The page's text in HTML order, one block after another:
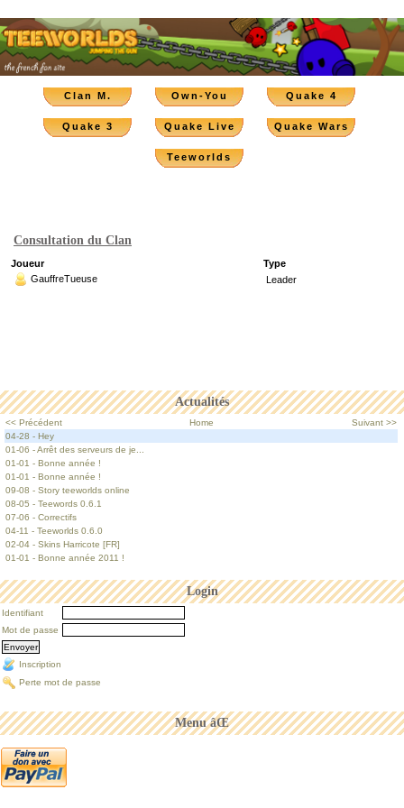
Clan M. Own-You Quake 4
Quake 3 Quake Live Quake Wars
Teeworlds
Menu âŒ
Actualités
<< Précédent Home
Suivant >>
04-28 - Hey
01-06 - Arrêt des serveurs de je...
01-01 - Bonne année !
01-01 - Bonne année !
09-08 - Story teeworlds online
08-05 - Teewords 0.6.1
07-06 - Correctifs
04-11 - Teeworlds 0.6.0
02-04 - Skins Harricote [FR]
01-01 - Bonne année 2011 !
Login
Identifiant
Mot de passe
Inscription
Perte mot de passe
Consultation du Clan
Joueur
Type
GauffreTueuse
Leader